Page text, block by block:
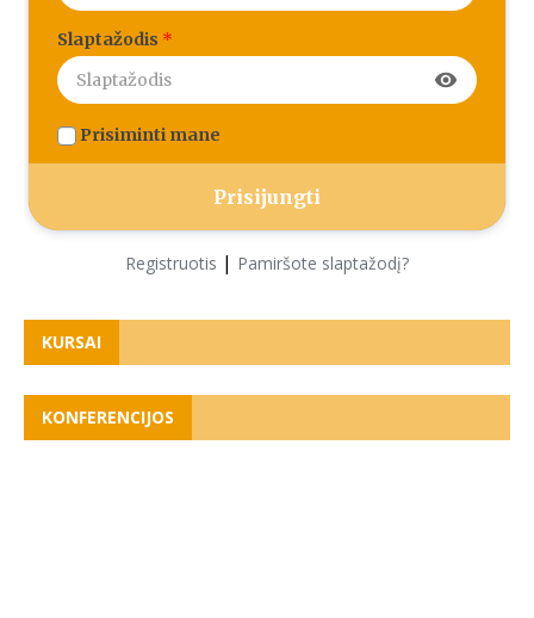
Slaptažodis *
visibility
Prisiminti mane
Registruotis | Pamiršote slaptažodį?
KURSAI
KONFERENCIJOS